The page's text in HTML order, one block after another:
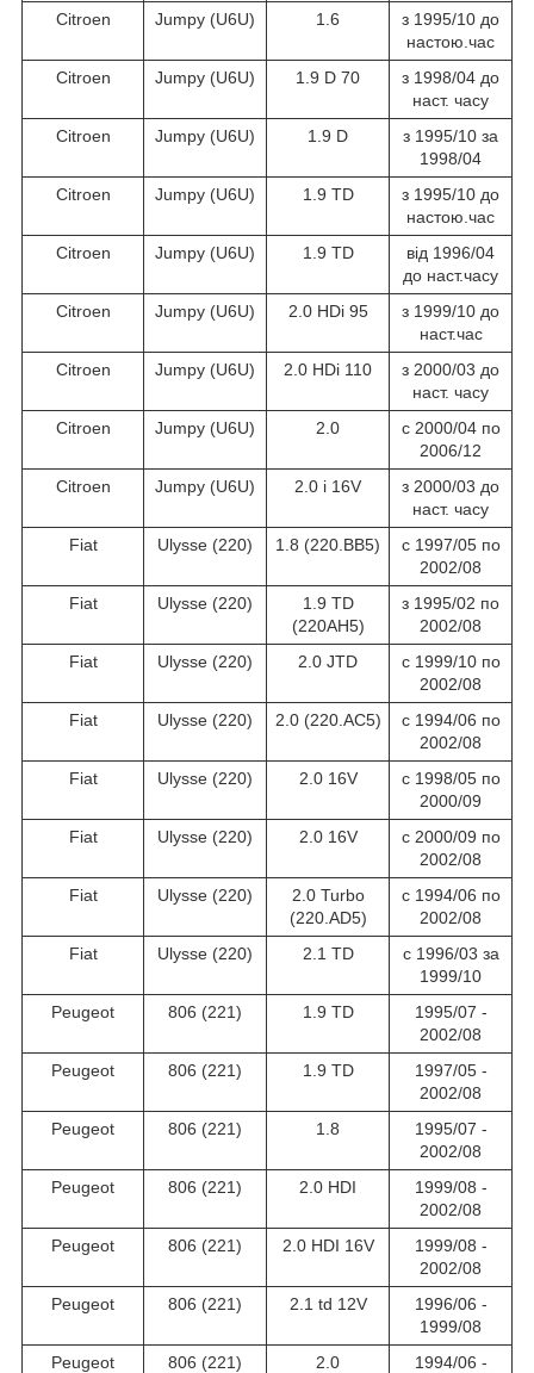
Citroen Jumpy (U6U) 1.6
з 1995/10 до
настою.час
Citroen
Jumpy (U6U) 1.9 D 70
з 1998/04 до
наст. часу
Citroen
Jumpy (U6U) 1.9 D
з 1995/10 за
1998/04
Citroen
Jumpy (U6U) 1.9 TD
з 1995/10 до
настою.час
Citroen
Jumpy (U6U) 1.9 TD
від 1996/04
до наст.часу
Citroen
Jumpy (U6U) 2.0 HDi 95
з 1999/10 до
наст.час
Citroen
Jumpy (U6U) 2.0 HDi 110
з 2000/03 до
наст. часу
Citroen
Jumpy (U6U) 2.0
c 2000/04 по
2006/12
Citroen
Jumpy (U6U) 2.0 i 16V
з 2000/03 до
наст. часу
Fiat
Ulysse (220) 1.8 (220.BB5)
c 1997/05 по
2002/08
Fiat
Ulysse (220)
1.9 TD
(220AH5)
з 1995/02 по
2002/08
Fiat
Ulysse (220) 2.0 JTD
c 1999/10 по
2002/08
Fiat
Ulysse (220) 2.0 (220.AC5)
c 1994/06 по
2002/08
Fiat
Ulysse (220) 2.0 16V
c 1998/05 по
2000/09
Fiat
Ulysse (220) 2.0 16V
c 2000/09 по
2002/08
Fiat
Ulysse (220)
2.0 Turbo
(220.AD5)
c 1994/06 по
2002/08
Fiat
Ulysse (220) 2.1 TD
c 1996/03 за
1999/10
Peugeot
806 (221) 1.9 TD
1995/07 -
2002/08
Peugeot
806 (221) 1.9 TD
1997/05 -
2002/08
Peugeot
806 (221) 1.8
1995/07 -
2002/08
Peugeot
806 (221) 2.0 HDI
1999/08 -
2002/08
Peugeot
806 (221) 2.0 HDI 16V
1999/08 -
2002/08
Peugeot
806 (221) 2.1 td 12V
1996/06 -
1999/08
Peugeot
806 (221) 2.0
1994/06 -